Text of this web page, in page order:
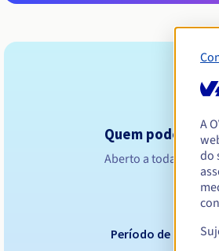
Quem pode
Aberto a todas as
Período de registo
A
do